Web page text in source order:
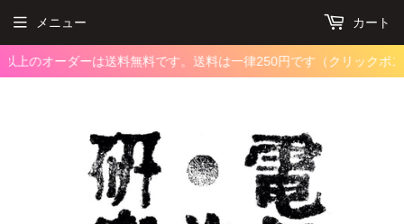
のオーダーは送料無料です。送料は一律250円です（クリックポス
メニュー カート